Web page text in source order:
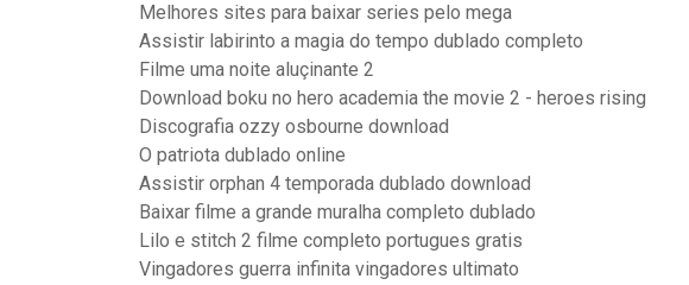
Melhores sites para baixar series pelo mega
Assistir labirinto a magia do tempo dublado completo
Filme uma noite aluçinante 2
Download boku no hero academia the movie 2 - heroes rising
Discografia ozzy osbourne download
O patriota dublado online
Assistir orphan 4 temporada dublado download
Baixar filme a grande muralha completo dublado
Lilo e stitch 2 filme completo portugues gratis
Vingadores guerra infinita vingadores ultimato